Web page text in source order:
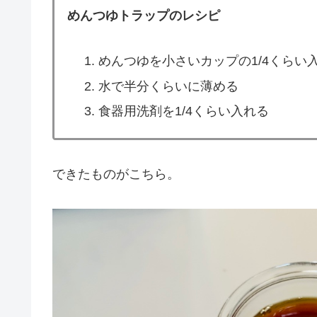
めんつゆトラップのレシピ
めんつゆを小さいカップの1/4くらい
水で半分くらいに薄める
食器用洗剤を1/4くらい入れる
できたものがこちら。